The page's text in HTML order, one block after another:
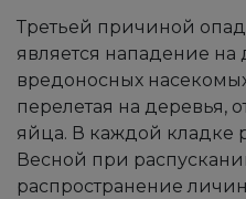
Третьей причиной
является нападение на
вредоносных
перелетая на деревья,
яйца. В каждой кладке
Весной при
распространение